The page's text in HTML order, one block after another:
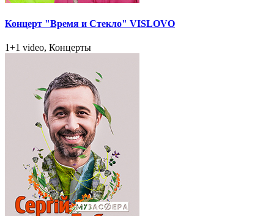
Концерт "Время и Стекло" VISLOVO
1+1 video, Концерты